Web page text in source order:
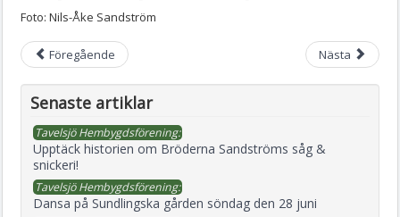
Foto: Nils-Åke Sandström
Föregående Nästa
Senaste artiklar
Tavelsjö Hembygdsförening:
Upptäck historien om Bröderna Sandströms såg &
snickeri!
Tavelsjö Hembygdsförening:
Dansa på Sundlingska gården söndag den 28 juni